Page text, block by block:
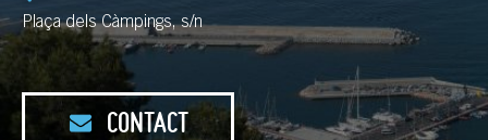
Plaça dels Càmpings, s/n
CONTACT